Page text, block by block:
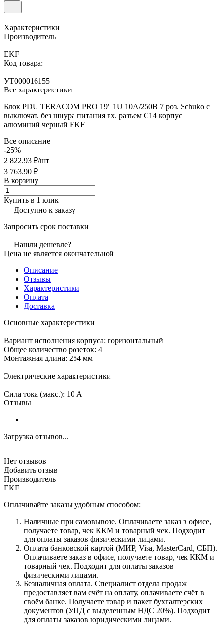
Характеристики
Производитель
—
EKF
Код товара:
—
УТ000016155
Все характеристики
Блок PDU TERACOM PRO 19" 1U 10А/250В 7 роз. Schuko с
выключат. без шнура питания вх. разъем C14 корпус
алюминий черный EKF
Все описание
-25%
2 822.93 ₽/шт
3 763.90 ₽
В корзину
Купить в 1 клик
Доступно к заказу
Запросить срок поставки
Нашли дешевле?
Цена не является окончательной
Описание
Отзывы
Характеристики
Оплата
Доставка
Основные характеристики
Вариант исполнения корпуса: горизонтальный
Общее количество розеток: 4
Монтажная длина: 254 мм
Электрические характеристики
Сила тока (макс.): 10 А
Отзывы
Загрузка отзывов...
Нет отзывов
Добавить отзыв
Производитель
EKF
Оплачивайте заказы удобным способом:
Наличные при самовывозе. Оплачиваете заказ в офисе,
получаете товар, чек ККМ и товарный чек. Подходит
для оплаты заказов физическими лицами.
Оплата банковской картой (МИР, Visa, MasterCard, СБП).
Оплачиваете заказ в офисе, получаете товар, чек ККМ и
товарный чек. Подходит для оплаты заказов
физическими лицами.
Безналичная оплата. Специалист отдела продаж
предоставляет вам счёт на оплату, оплачиваете счёт в
своём банке. Получаете товар и пакет бухгалтерских
документов (УПД с выделенным НДС 20%). Подходит
для оплаты заказов юридическими лицами.